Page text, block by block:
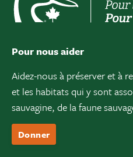
Pour nous aider
Aidez-nous à préserver et à
et les habitats qui y sont
sauvagine, de la faune
Donner